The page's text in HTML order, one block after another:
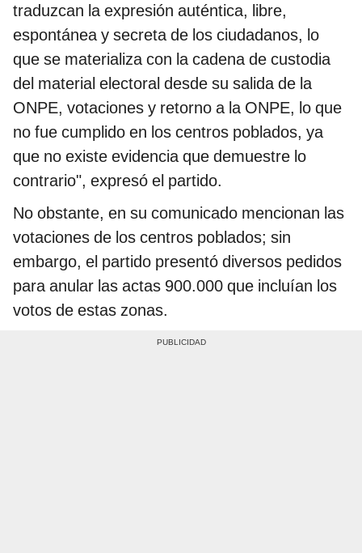
traduzcan la expresión auténtica, libre,
espontánea y secreta de los ciudadanos, lo
que se materializa con la cadena de custodia
del material electoral desde su salida de la
ONPE, votaciones y retorno a la ONPE, lo que
no fue cumplido en los centros poblados, ya
que no existe evidencia que demuestre lo
contrario", expresó el partido.
No obstante, en su comunicado mencionan las
votaciones de los centros poblados; sin
embargo, el partido presentó diversos pedidos
para anular las actas 900.000 que incluían los
votos de estas zonas.